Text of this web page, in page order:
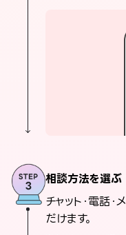
相談方法を選ぶ
チャット・電話
だけます。